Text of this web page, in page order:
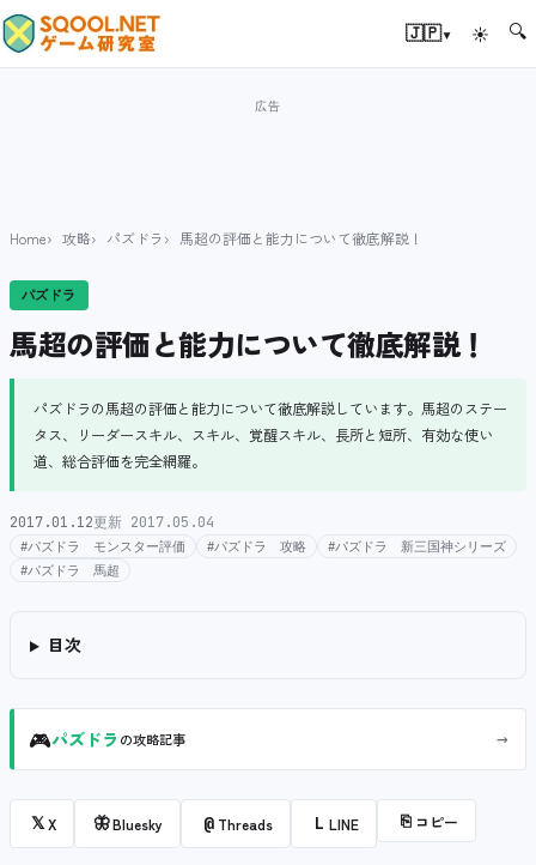
🇯🇵▾ ☀ 🔍
Home 攻略 パズドラ 馬超の評価と能力について徹底解説！
パズドラ
馬超の評価と能力について徹底解説！
パズドラの馬超の評価と能力について徹底解説しています。馬超のステー
タス、リーダースキル、スキル、覚醒スキル、長所と短所、有効な使い
道、総合評価を完全網羅。
2017.01.12更新 2017.05.04
#パズドラ モンスター評価 #パズドラ 攻略
#パズドラ 新三国神シリーズ
#パズドラ 馬超
目次
🎮パズドラの攻略記事 →
𝕏X 🦋Bluesky @ Threads L LINE ⎘ コピー